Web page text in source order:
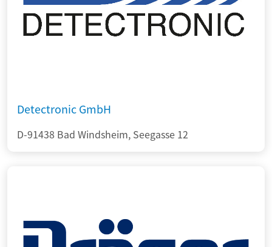
Detectronic GmbH
D-91438 Bad Windsheim, Seegasse 12